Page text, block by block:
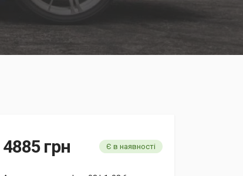
4885 грн Є в наявності